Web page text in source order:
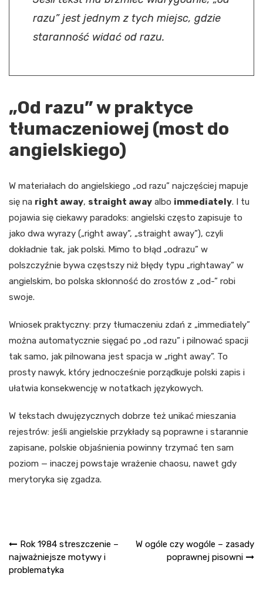
razu” jest jednym z tych miejsc, gdzie
staranność widać od razu.
„Od razu” w praktyce
tłumaczeniowej (most do
angielskiego)
W materiałach do angielskiego „od razu” najczęściej mapuje
się na right away, straight away albo immediately. I tu
pojawia się ciekawy paradoks: angielski często zapisuje to
jako dwa wyrazy („right away”, „straight away”), czyli
dokładnie tak, jak polski. Mimo to błąd „odrazu” w
polszczyźnie bywa częstszy niż błędy typu „rightaway” w
angielskim, bo polska skłonność do zrostów z „od-” robi
swoje.
Wniosek praktyczny: przy tłumaczeniu zdań z „immediately”
można automatycznie sięgać po „od razu” i pilnować spacji
tak samo, jak pilnowana jest spacja w „right away”. To
prosty nawyk, który jednocześnie porządkuje polski zapis i
ułatwia konsekwencję w notatkach językowych.
W tekstach dwujęzycznych dobrze też unikać mieszania
rejestrów: jeśli angielskie przykłady są poprawne i starannie
zapisane, polskie objaśnienia powinny trzymać ten sam
poziom — inaczej powstaje wrażenie chaosu, nawet gdy
merytoryka się zgadza.
Nawigacja
wpisu
Rok 1984 streszczenie –
najważniejsze motywy i
problematyka
W ogóle czy wogóle – zasady
poprawnej pisowni